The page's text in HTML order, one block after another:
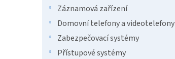
Záznamová zařízení
Domovní telefony a videotelefony
Zabezpečovací systémy
Přístupové systémy